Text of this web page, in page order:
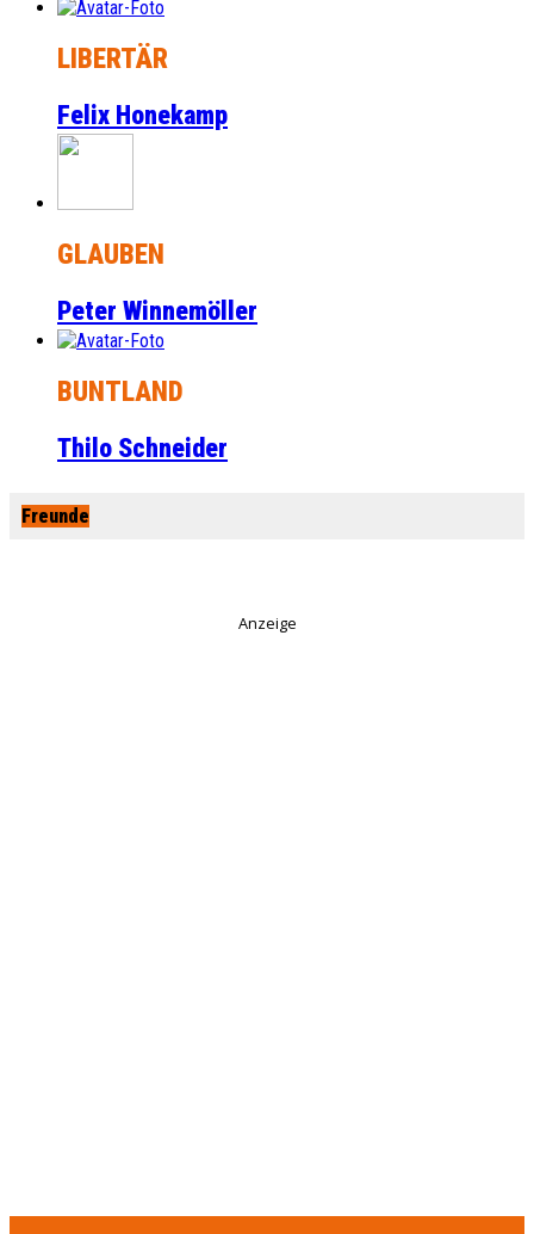
LIBERTÄR
Felix Honekamp
GLAUBEN
Peter Winnemöller
BUNTLAND
Thilo Schneider
Freunde
Anzeige